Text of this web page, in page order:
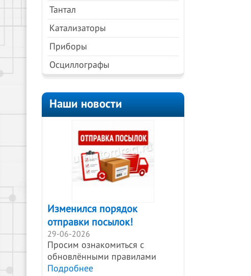
Тантал
Катализаторы
Приборы
Осциллографы
Наши новости
Изменился порядок
отправки посылок!
29-06-2026
Просим ознакомиться с
обновлёнными правилами
Подробнее